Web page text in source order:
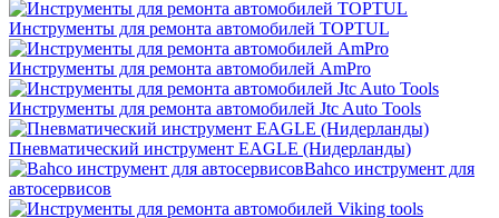
Инструменты для ремонта автомобилей TOPTUL
Инструменты для ремонта автомобилей AmPro
Инструменты для ремонта автомобилей Jtc Auto Tools
Пневматический инструмент EAGLE (Нидерланды)
Bahco инструмент для
автосервисов